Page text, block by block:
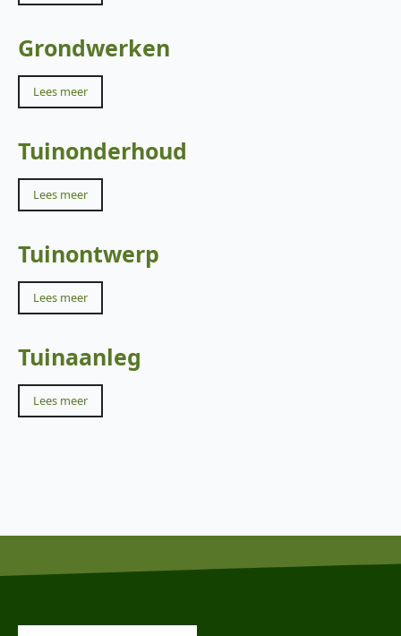
Grondwerken
Lees meer
Tuinonderhoud
Lees meer
Tuinontwerp
Lees meer
Tuinaanleg
Lees meer